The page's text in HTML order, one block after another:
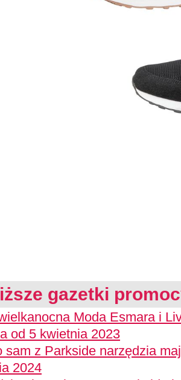
gazetki
Moda Esmara i
od 5 kwietnia 2023
sam z Parkside narzędzia
2024